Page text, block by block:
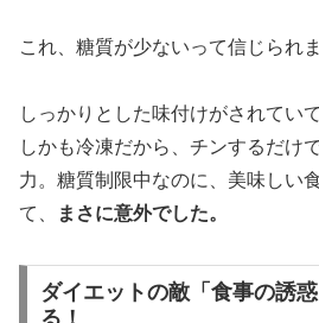
これ、糖質が少ないって信じられ
しっかりとした味付けがされてい
しかも冷凍だから、チンするだけ
力。糖質制限中なのに、美味しい
て、
まさに意外でした。
ダイエットの敵「食事の誘